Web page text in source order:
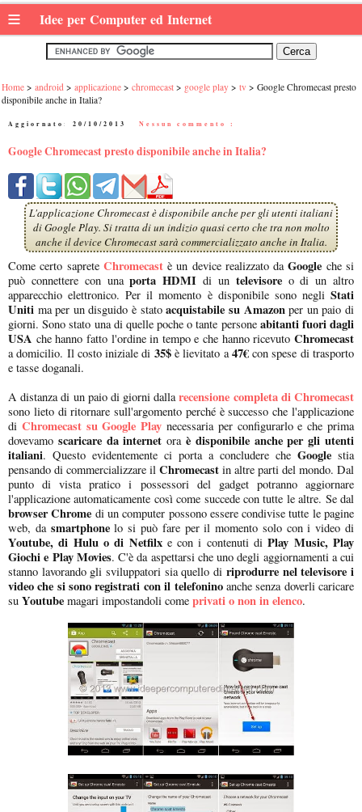
≡ Idee per Computer ed Internet
Home android applicazione chromecast google play tv
Google Chromecast presto
disponibile anche in Italia?
Aggiornato: 20/10/2013 Nessun commento :
Google Chromecast presto disponibile anche in Italia?
L'applicazione Chromecast è disponibile anche per gli utenti italiani
di Google Play. Si tratta di un indizio quasi certo che tra non molto
anche il device Chromecast sarà commercializzato anche in Italia.
Come certo saprete Chromecastè un device realizzato daGoogle che si
può connettere con unaporta HDMI di untelevisoreo di un altro
apparecchio elettronico. Per il momento è disponibile sono negli Stati
Uniti ma per un disguido è statoacquistabile su Amazonper un paio di
giorni. Sono stato una di quelle poche o tante persone abitanti fuori dagli
USA che hanno fatto l'ordine in tempo e che hanno ricevuto Chromecast
a domicilio. Il costo iniziale di 35$è lievitato a47€con spese di trasporto
e tasse doganali.
A distanza di un paio di giorni dallarecensione completa di Chromecast
sono lieto di ritornare sull'argomento perché è successo che l'applicazione
di Chromecast su Google Play necessaria per configurarlo e che prima
dovevamo scaricare da internet oraè disponibile anche per gli utenti
italiani. Questo evidentemente ci porta a concludere che Google stia
pensando di commercializzare il Chromecast in altre parti del mondo. Dal
punto di vista pratico i possessori del gadget potranno aggiornare
l'applicazione automaticamente così come succede con tutte le altre. Se dal
browser Chrome di un computer possono essere condivise tutte le pagine
web, da smartphonelo si può fare per il momento solo con i video di
Youtube, di Hulu o di Netfilxe con i contenuti diPlay Music, Play
Giochi e Play Movies. C'è da aspettarsi che uno degli aggiornamenti a cui
stanno lavorando gli sviluppatori sia quello di riprodurre nel televisore i
video che si sono registrati con il telefoninoanche senza doverli caricare
su Youtube magari impostandoli come privati o non in elenco.